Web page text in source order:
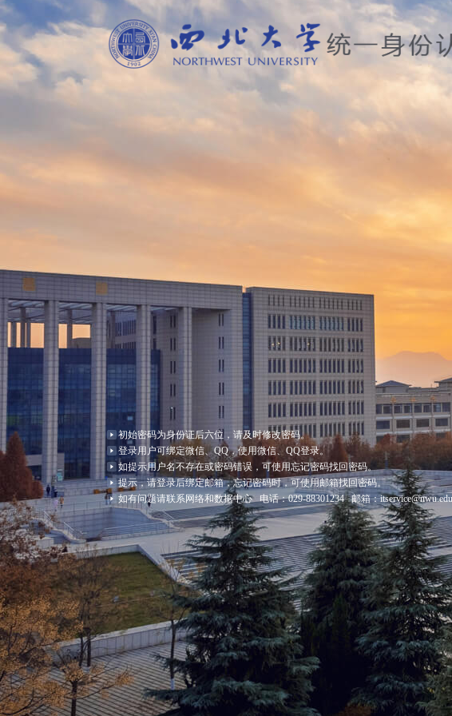
初始密码为身份证后六位，请及时修改密码。
登录用户可绑定微信、QQ，使用微信、QQ登录。
如提示用户名不存在或密码错误，可使用忘记密码找回密码。
提示，请登录后绑定邮箱，忘记密码时，可使用邮箱找回密码。
如有问题请联系网络和数据中心 电话：029-88301234 邮箱：